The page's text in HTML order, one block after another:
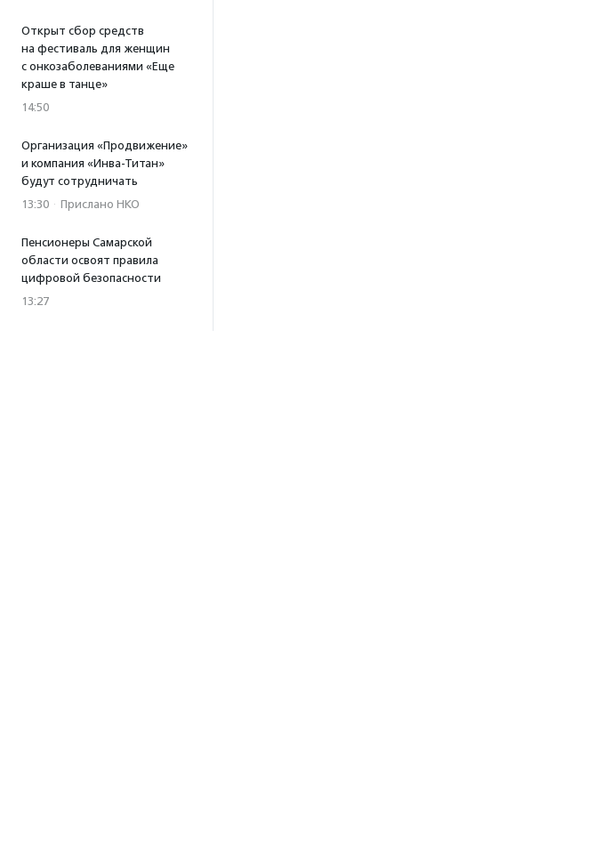
Открыт сбор средств
на фестиваль для женщин
с онкозаболеваниями «Еще
краше в танце»
14:50
Организация «Продвижение»
и компания «Инва-Титан»
будут сотрудничать
13:30 · Прислано НКО
Пенсионеры Самарской
области освоят правила
цифровой безопасности
13:27